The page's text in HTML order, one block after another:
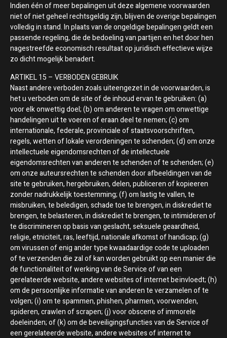
Indien één of meer bepalingen uit deze algemene voorwaarden
niet of niet geheel rechtsgeldig zijn, blijven de overige bepalingen
volledig in stand. In plaats van de ongeldige bepalingen geldt een
passende regeling, die de bedoeling van partijen en het door hen
nagestreefde economisch resultaat op juridisch effectieve wijze
zo dicht mogelijk benadert.
ARTIKEL 15 – VERBODEN GEBRUIK
Naast andere verboden zoals uiteengezet in de voorwaarden, is
het u verboden om de site of de inhoud ervan te gebruiken: (a)
voor elk onwettig doel; (b) om anderen te vragen om onwettige
handelingen uit te voeren of eraan deel te nemen; (c) om
internationale, federale, provinciale of staatsvoorschriften,
regels, wetten of lokale verordeningen te schenden; (d) om onze
intellectuele eigendomsrechten of de intellectuele
eigendomsrechten van anderen te schenden of te schenden; (e)
om onze auteursrechten te schenden door afbeeldingen van de
site te gebruiken, hergebruiken, delen, publiceren of kopieeren
zonder nadrukkelijk toestemming; (f) om lastig te vallen, te
misbruiken, te beledigen, schade toe te brengen, in diskrediet te
brengen, te belasteren, in diskrediet te brengen, te intimideren of
te discrimineren op basis van geslacht, seksuele geaardheid,
religie, etniciteit, ras, leeftijd, nationale afkomst of handicap; (g)
om virussen of enig ander type kwaadaardige code te uploaden
of te verzenden die zal of kan worden gebruikt op een manier die
de functionaliteit of werking van de Service of van een
gerelateerde website, andere websites of internet beïnvloedt; (h)
om de persoonlijke informatie van anderen te verzamelen of te
volgen; (i) om te spammen, phishen, pharmen, voorwenden,
spideren, crawlen of scrapen; (j) voor obscene of immorele
doeleinden; of (k) om de beveiligingsfuncties van de Service of
een gerelateerde website, andere websites of internet te